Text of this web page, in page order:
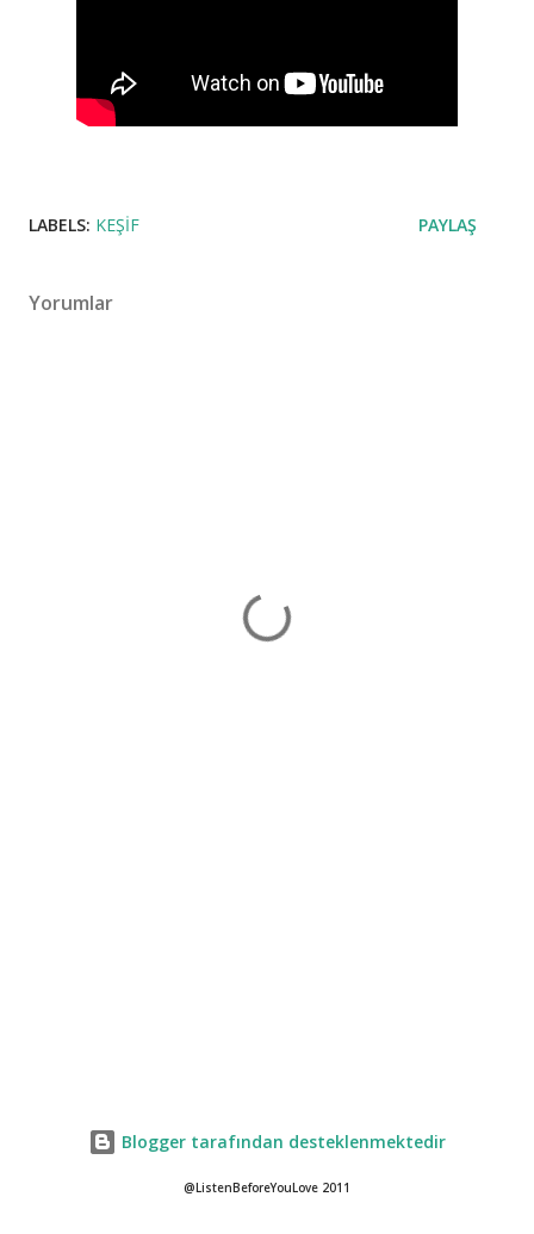
LABELS: KEŞIF PAYLAŞ
Yorumlar
Blogger tarafından desteklenmektedir
@ListenBeforeYouLove 2011